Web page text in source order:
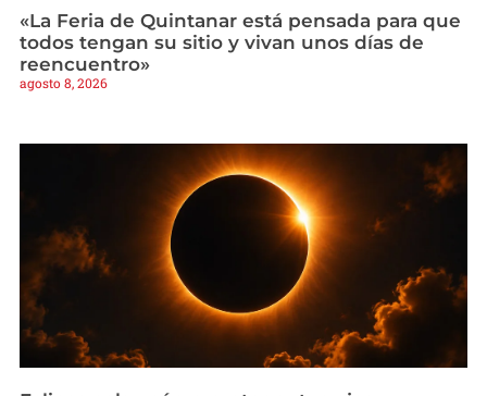
«La Feria de Quintanar está pensada para que
todos tengan su sitio y vivan unos días de
reencuentro»
agosto 8, 2026